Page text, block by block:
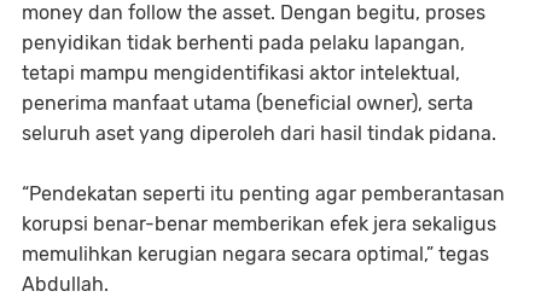
money dan follow the asset. Dengan begitu, proses
penyidikan tidak berhenti pada pelaku lapangan,
tetapi mampu mengidentifikasi aktor intelektual,
penerima manfaat utama (beneficial owner), serta
seluruh aset yang diperoleh dari hasil tindak pidana.
“Pendekatan seperti itu penting agar pemberantasan
korupsi benar-benar memberikan efek jera sekaligus
memulihkan kerugian negara secara optimal,” tegas
Abdullah.